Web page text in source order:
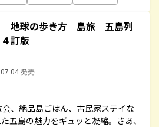
地球の歩き方 島旅 五島列
訂版
発売
、絶品島ごはん、古民家ステイな
五島の魅力をギュッと凝縮。さあ、